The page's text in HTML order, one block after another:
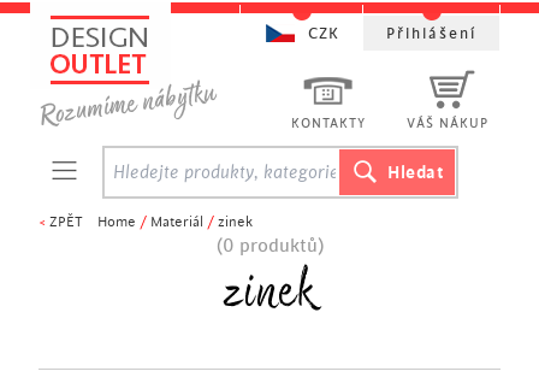
< ZPĚT Home / Materiál / zinek
(0 produktů)
zinek
KONTAKTY VÁŠ NÁKUP
CZK Přihlášení